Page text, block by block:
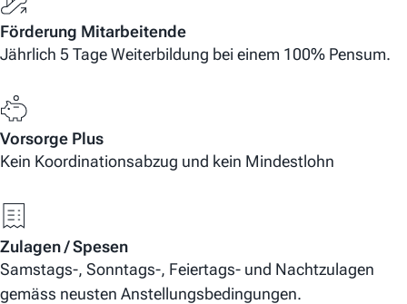
Förderung Mitarbeitende
Jährlich 5 Tage Weiterbildung bei einem 100% Pensum.
Vorsorge Plus
Kein Koordinationsabzug und kein Mindestlohn
Zulagen / Spesen
Samstags-, Sonntags-, Feiertags- und Nachtzulagen
gemäss neusten Anstellungsbedingungen.